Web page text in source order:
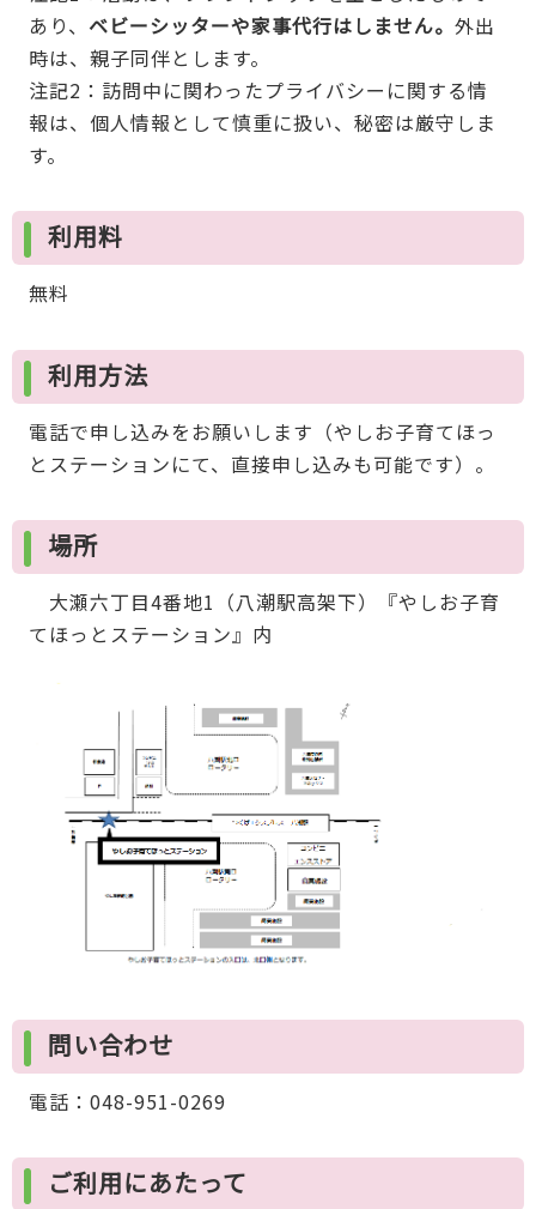
あり、 ベビーシッターや家事代行はしません。 外出
時は、親子同伴とします。
注記2：訪問中に関わったプライバシーに関する情
報は、個人情報として慎重に扱い、秘密は厳守しま
す。
利用料
無料
利用方法
電話で申し込みをお願いします（やしお子育てほっ
とステーションにて、直接申し込みも可能です）。
場所
大瀬六丁目4番地1（八潮駅高架下）『やしお子育
てほっとステーション』内
問い合わせ
電話：048-951-0269
ご利用にあたって